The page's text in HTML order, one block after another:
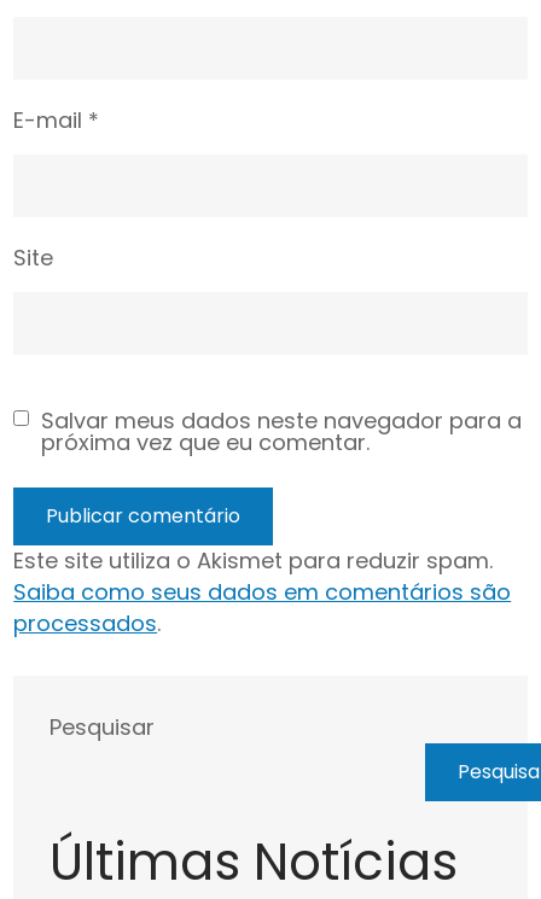
E-mail *
Site
Salvar meus dados neste navegador para a
próxima vez que eu comentar.
Este site utiliza o Akismet para reduzir spam.
Saiba como seus dados em comentários são
processados.
Pesquisar
Últimas Notícias